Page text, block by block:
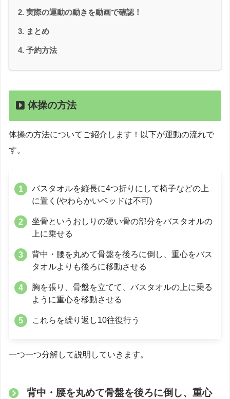
実際の運動の動きを動画で確認！
まとめ
予約方法
体操の方法
体操の方法についてご紹介します！以下が運動の流れで
す。
バスタオルを縦長に4つ折りにして椅子などの上
に置く(やわらかいベッドは不可)
坐骨というおしりの硬い骨の部分をバスタオルの
上に乗せる
背中・腰を丸めて骨盤を後ろに倒し、重心をバス
タオルよりも後ろに移動させる
胸を張り、骨盤を立てて、バスタオルの上に乗る
ように重心を移動させる
これらを繰り返し10往復行う
一つ一つ分解して説明していきます。
背中・腰を丸めて骨盤を後ろに倒し、重心